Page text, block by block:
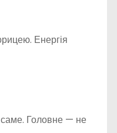
Енергія
саме. Головне — не